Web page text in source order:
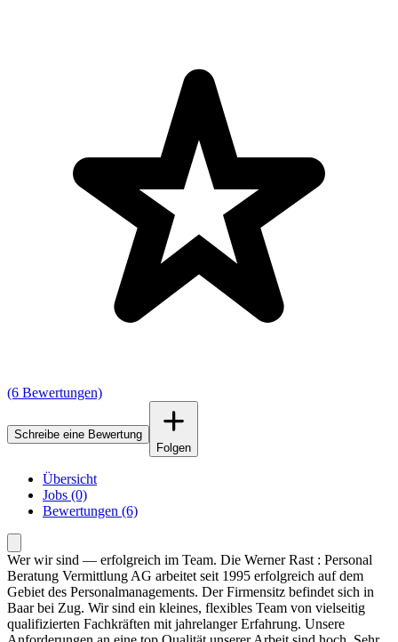
(6 Bewertungen)
Schreibe eine Bewertung
Folgen
Übersicht
Jobs (0)
Bewertungen (6)
Wer wir sind — erfolgreich im Team. Die Werner Rast : Personal
Beratung Vermittlung AG arbeitet seit 1995 erfolgreich auf dem
Gebiet des Personalmanagements. Der Firmensitz befindet sich in
Baar bei Zug. Wir sind ein kleines, flexibles Team von vielseitig
qualifizierten Fachkräften mit jahrelanger Erfahrung. Unsere